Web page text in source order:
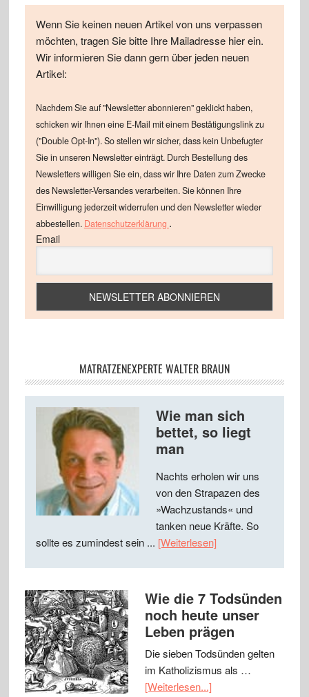
Wenn Sie keinen neuen Artikel von uns verpassen
möchten, tragen Sie bitte Ihre Mailadresse hier ein.
Wir informieren Sie dann gern über jeden neuen
Artikel:
Nachdem Sie auf "Newsletter abonnieren" geklickt haben,
schicken wir Ihnen eine E-Mail mit einem Bestätigungslink zu
("Double Opt-In"). So stellen wir sicher, dass kein Unbefugter
Sie in unseren Newsletter einträgt. Durch Bestellung des
Newsletters willigen Sie ein, dass wir Ihre Daten zum Zwecke
des Newsletter-Versandes verarbeiten. Sie können Ihre
Einwilligung jederzeit widerrufen und den Newsletter wieder
abbestellen. Datenschutzerklärung .
Email
MATRATZENEXPERTE WALTER BRAUN
Wie man sich
bettet, so liegt
man
Nachts erholen wir uns
von den Strapazen des
»Wachzustands« und
tanken neue Kräfte. So
sollte es zumindest sein ... [Weiterlesen]
Wie die 7 Todsünden
noch heute unser
Leben prägen
Die sieben Todsünden gelten
im Katholizismus als …
[Weiterlesen...]